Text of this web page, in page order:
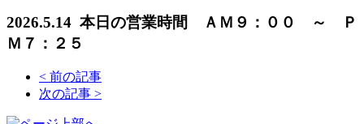
2026.5.14 本日の営業時間 ＡＭ９：００ ～ Ｐ
Ｍ７：２５
< 前の記事
次の記事 >